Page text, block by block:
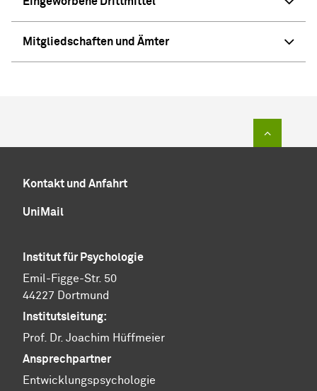
Mitgliedschaften und Ämter
Kontakt und Anfahrt
UniMail
Institut für Psychologie
Emil-Figge-Str. 50
44227 Dortmund
Institutsleitung:
Prof. Dr. Joachim Hüffmeier
Ansprechpartner
Ent­wick­lungs­psy­cho­lo­gie